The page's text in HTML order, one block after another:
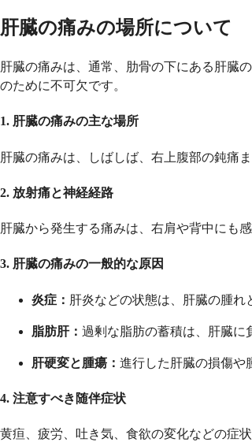
肝臓の痛みの場所について
肝臓の痛みは、通常、肋骨の下にある肝臓
のために不可欠です。
1. 肝臓の痛みの主な場所
肝臓の痛みは、しばしば、右上腹部の鈍痛
2. 放射痛と神経経路
肝臓から発生する痛みは、右肩や背中にも
3. 肝臓の痛みの一般的な原因
炎症： 肝炎などの状態は、肝臓の腫れ
脂肪肝： 過剰な脂肪の蓄積は、肝臓に
肝硬変と腫瘍： 進行した肝臓の損傷や
4. 注意すべき随伴症状
黄疸、疲労、吐き気、食欲の変化などの症